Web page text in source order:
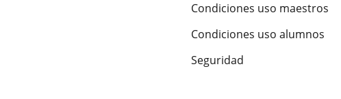
Condiciones uso maestros
Condiciones uso alumnos
Seguridad